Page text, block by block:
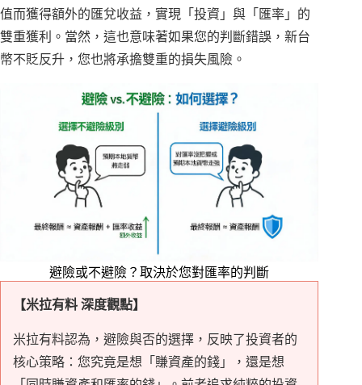
值而獲得額外的匯兌收益，實現「投資」與「匯率」的
雙重獲利。當然，這也意味著如果您的判斷錯誤，新台
幣不貶反升，您也將承擔雙重的損失風險。
避險或不避險？取決於您對匯率的判斷
【米拉有料 深度觀點】
米拉有料認為，避險與否的選擇，反映了投資者的
核心策略：您究竟是想「賺資產的錢」，還是想